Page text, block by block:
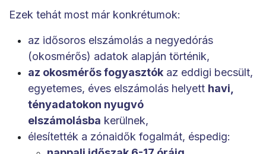
Ezek tehát most már konkrétumok:
az idősoros elszámolás a negyedórás
(okosmérős) adatok alapján történik,
az okosmérős fogyasztók az eddigi becsült,
egyetemes, éves elszámolás helyett havi,
tényadatokon nyugvó
elszámolásba kerülnek,
élesítették a zónaidők fogalmát, éspedig: